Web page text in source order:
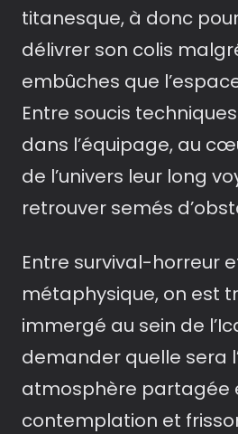
titanesque, à donc
délivrer son colis
embûches que
Entre soucis
dans l’équipage, au
de l’univers leur long
retrouver semés
Entre survival-horreur
métaphysique, on est
immergé au sein de
demander quelle sera
atmosphère partagée
contemplation et